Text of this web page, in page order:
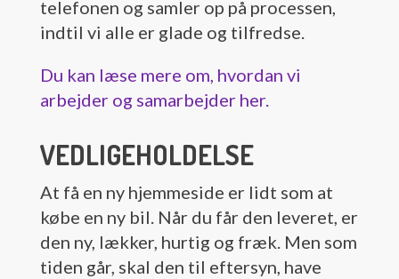
telefonen og samler op på processen,
indtil vi alle er glade og tilfredse.
Du kan læse mere om, hvordan vi
arbejder og samarbejder her.
VEDLIGEHOLDELSE
At få en ny hjemmeside er lidt som at
købe en ny bil. Når du får den leveret, er
den ny, lækker, hurtig og fræk. Men som
tiden går, skal den til eftersyn, have